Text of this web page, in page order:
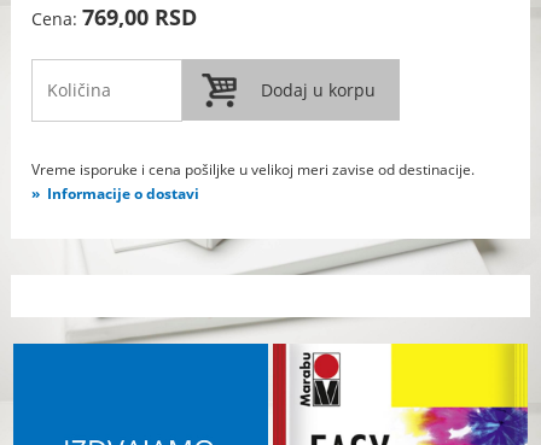
Cena:769,00 RSD
Vreme isporuke i cena pošiljke u velikoj meri zavise od destinacije.
Informacije o dostavi